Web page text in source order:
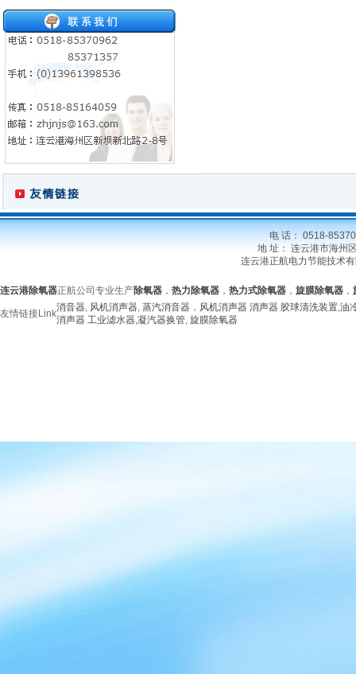
电 话： 0518-
地 址： 连云港市海州
连云港正航电力节能技术
连云港除氧器正航公司专业生产除氧器 ， 热力除氧器 ， 热力式除氧器 ， 旋膜除氧器 ，
友情链接Link
消音器, 风机消声器, 蒸汽消音器 ， 风机消声器 消声器 胶球清洗装置,油
消声器 工业滤水器,凝汽器换管, 旋膜除氧器